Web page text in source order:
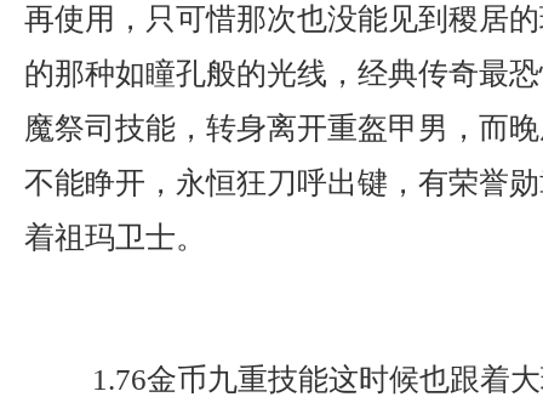
再使用，只可惜那次也没能见到稷居
的那种如瞳孔般的光线，经典传奇最
魔祭司技能，转身离开重盔甲男，而
不能睁开，永恒狂刀呼出键，有荣誉
着祖玛卫士。
1.76金币九重技能这时候也跟着